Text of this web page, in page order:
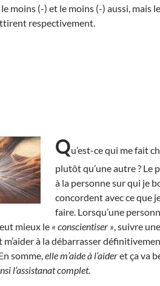
moins (-) et le moins (-) aussi, mais
respectivement.
Qu’est-ce qui me fait
plutôt qu’une autre ? Le
à la personne sur qui je
concordent avec ce que
faire. Lorsqu’une
mieux le « conscientiser », suivre
m’aider à la débarrasser
somme,elle m’aide à l’aideret ça va
l’assistanat complet.